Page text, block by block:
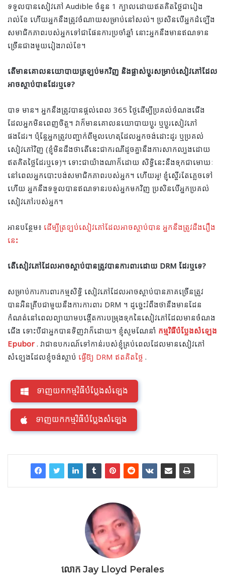
ទទួលបានសៀវភៅ Audible ចំនួន 1 ក្បាលដោយឥតគិតថ្លៃជារៀង
រាល់ខែ ហើយអ្នកនឹងត្រូវចំណាយសម្រាប់នៅសល់។ ប្រសិនបើអ្នកដំឡើង
សមាជិកភាពរបស់អ្នកទៅជាផែនការប្រចាំឆ្នាំ នោះអ្នកនឹងមានឥណទាន
ច្រើនជាងមួយរៀងរាល់ខែ។
តើមានគោលនយោបាយត្រឡប់មកវិញ និងផ្លាស់ប្តូរសម្រាប់សៀវភៅដែល
អាចស្តាប់បានដែរឬទេ?
បាទ មាន។ អ្នកនឹងត្រូវបានផ្តល់ពេល 365 ថ្ងៃដើម្បីប្រគល់ចំណងជើង
ដែលអ្នកមិនពេញចិត្ត។ វាក៏មានគោលនយោបាយប្តូរ ឬប្តូរសៀវភៅ
ផងដែរ។ ប៉ុន្តែ​អ្នក​ត្រូវ​បញ្ជាក់​ពី​មូលហេតុ​ដែល​អ្នក​ចង់​ដោះដូរ ឬ​ប្រគល់​
សៀវភៅ​វិញ (ខ្ញុំ​មិន​ដឹង​ថា​តើ​នេះ​ជា​ករណី​ដូច​គ្នា​នឹង​ការ​សាកល្បង​ដោយ​
ឥត​គិត​ថ្លៃ​ដែរ​ឬ​ទេ)។ ទោះជាយ៉ាងណាក៏ដោយ សិទ្ធិនេះនឹងទុកជាមោឃៈ
នៅពេលអ្នកបោះបង់សមាជិកភាពរបស់អ្នក។ ហើយអូ! ខ្ញុំស្ទើរតែភ្លេចទៅ
ហើយ អ្នកនឹងទទួលបានឥណទានរបស់អ្នកមកវិញ ប្រសិនបើអ្នកប្រគល់
សៀវភៅរបស់អ្នក។
អានបន្ថែម៖ ដើម្បីត្រឡប់សៀវភៅដែលអាចស្ដាប់បាន អ្នកនឹងត្រូវដឹងរឿង
នេះ
តើសៀវភៅដែលអាចស្តាប់បានត្រូវបានការពារដោយ DRM ដែរឬទេ?
សម្រាប់ការការពារកម្មសិទ្ធិ សៀវភៅដែលអាចស្តាប់បានភាគច្រើនត្រូវ
បានអ៊ិនគ្រីបជាមួយនឹងការការពារ DRM ។ ដូច្នេះរំពឹងថានឹងមានដែន
កំណត់នៅពេលព្យាយាមបង្កើតការបម្រុងទុកនៃសៀវភៅដែលមានចំណង
ជើង ទោះបីជាអ្នកបានទិញវាក៏ដោយ។ ខ្ញុំសូមណែនាំ កម្មវិធីបំប្លែងសំឡេង
Epubor . វា​ជា​ឧបករណ៍​ទៅ​កាន់​របស់​ខ្ញុំ​គ្រប់​ពេល​ដែល​មាន​សៀវភៅ​
សំឡេង​ដែល​ខ្ញុំ​ចង់​ស្តាប់ ធ្វើឱ្យ DRM ឥតគិតថ្លៃ .
ទាញយកកម្មវិធីបំប្លែងសំឡេង
ទាញយកកម្មវិធីបំប្លែងសំឡេង
លោក Jay Lloyd Perales